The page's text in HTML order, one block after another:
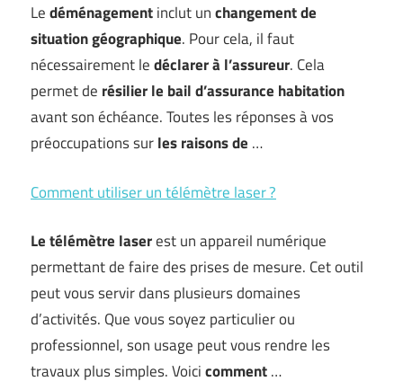
Ledéménagementinclut unchangement de
situation géographique. Pour cela, il faut
nécessairement ledéclarer à l’assureur. Cela
permet de résilier le bail d’assurance habitation
avant son échéance. Toutes les réponses à vos
préoccupations surles raisons de …
Comment utiliser un télémètre laser ?
Le télémètre laserest un appareil numérique
permettant de faire des prises de mesure. Cet outil
peut vous servir dans plusieurs domaines
d’activités. Que vous soyez particulier ou
professionnel, son usage peut vous rendre les
travaux plus simples. Voicicomment…